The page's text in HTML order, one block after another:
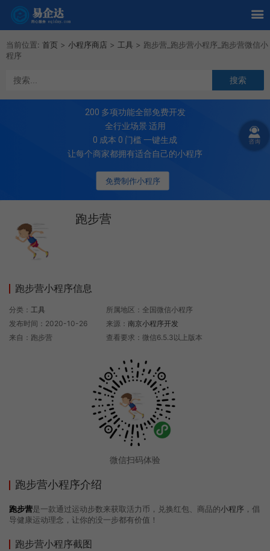
当前位置: 首页 > 小程序商店 > 工具 > 跑步营_跑步营小程序_跑步营微信小
程序
免费制作小程序
200 多项功能全部免费开发
全行业场景 适用
0 成本 0 门槛 一键生成
让每个商家都拥有适合自己的小程序
跑步营
跑步营小程序信息
分类： 工具
发布时间：2020-10-26
来自：跑步营
所属地区：全国微信小程序
来源： 南京小程序开发
查看要求：微信6.5.3以上版本
微信扫码体验
跑步营小程序介绍
跑步营是一款通过运动步数来获取活力币，兑换红包、商品的小程序 ，倡
导健康运动理念，让你的没一步都有价值！
跑步营小程序截图